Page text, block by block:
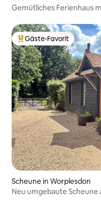
Gemütliches Ferienhaus
Beliebter Gäste-Favorit.
Gäste-Favorit
Scheune in Worplesdon
Neu umgebaute Scheune